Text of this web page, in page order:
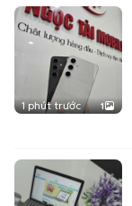
1 phút trước 1